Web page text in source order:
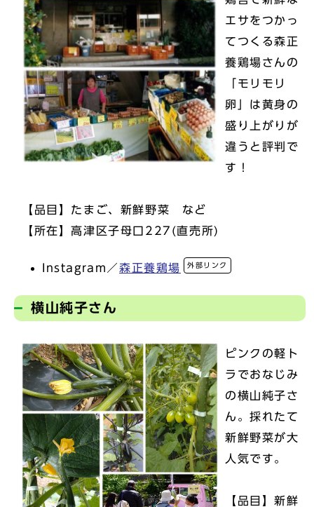
エサをつかっ
てつくる森正
養鶏場さんの
「モリモリ
卵」は黄身の
盛り上がりが
違うと評判で
す！
【品目】たまご、新鮮野菜 など
【所在】高津区子母口227(直売所)
Instagram／森正養鶏場 外部リンク
横山純子さん
ピンクの軽ト
ラでおなじみ
の横山純子さ
ん。採れたて
新鮮野菜が大
人気です。
【品目】新鮮